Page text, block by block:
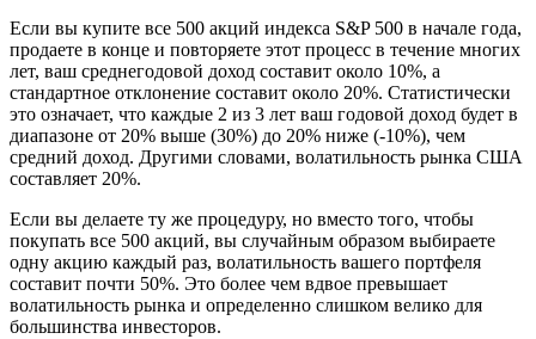
Если вы купите все 500 акций индекса S&P 500 в начале года,
продаете в конце и повторяете этот процесс в течение многих
лет, ваш среднегодовой доход составит около 10%, а
стандартное отклонение составит около 20%. Статистически
это означает, что каждые 2 из 3 лет ваш годовой доход будет в
диапазоне от 20% выше (30%) до 20% ниже (-10%), чем
средний доход. Другими словами, волатильность рынка США
составляет 20%.
Если вы делаете ту же процедуру, но вместо того, чтобы
покупать все 500 акций, вы случайным образом выбираете
одну акцию каждый раз, волатильность вашего портфеля
составит почти 50%. Это более чем вдвое превышает
волатильность рынка и определенно слишком велико для
большинства инвесторов.